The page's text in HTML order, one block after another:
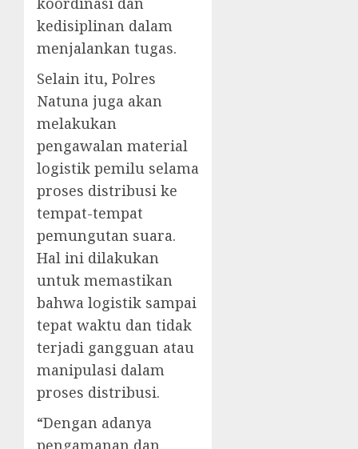
kedisiplinan dalam
menjalankan tugas.
Selain itu, Polres
Natuna juga akan
melakukan
pengawalan material
logistik pemilu selama
proses distribusi ke
tempat-tempat
pemungutan suara.
Hal ini dilakukan
untuk memastikan
bahwa logistik sampai
tepat waktu dan tidak
terjadi gangguan atau
manipulasi dalam
proses distribusi.
“Dengan adanya
pengamanan dan